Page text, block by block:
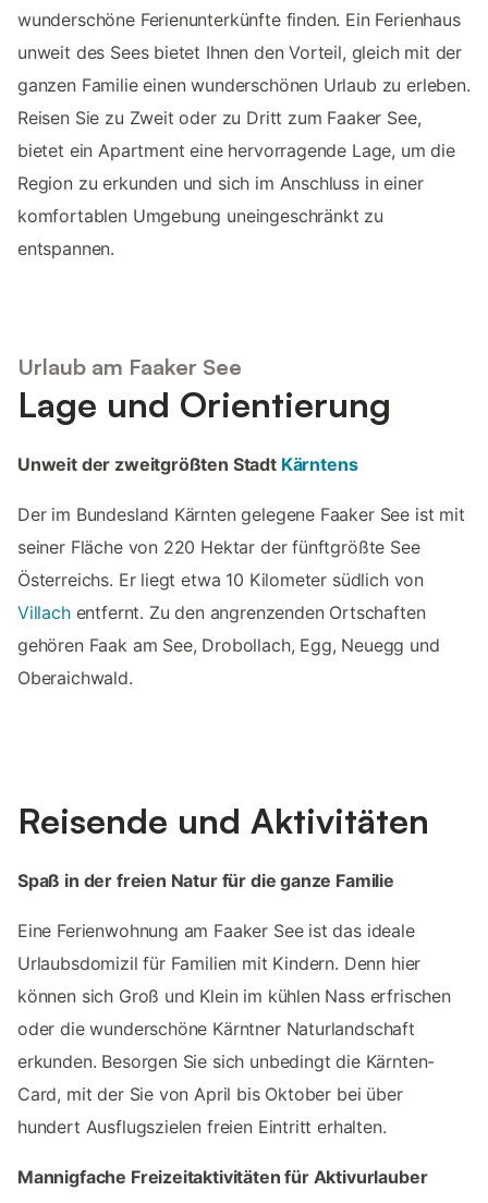
wunderschöne Ferienunterkünfte finden. Ein Ferienhaus
unweit des Sees bietet Ihnen den Vorteil, gleich mit der
ganzen Familie einen wunderschönen Urlaub zu erleben.
Reisen Sie zu Zweit oder zu Dritt zum Faaker See,
bietet ein Apartment eine hervorragende Lage, um die
Region zu erkunden und sich im Anschluss in einer
komfortablen Umgebung uneingeschränkt zu
entspannen.
Urlaub am Faaker See
Lage und Orientierung
Unweit der zweitgrößten Stadt Kärntens
Der im Bundesland Kärnten gelegene Faaker See ist mit
seiner Fläche von 220 Hektar der fünftgrößte See
Österreichs. Er liegt etwa 10 Kilometer südlich von
Villachentfernt. Zu den angrenzenden Ortschaften
gehören Faak am See, Drobollach, Egg, Neuegg und
Oberaichwald.
Reisende und Aktivitäten
Spaß in der freien Natur für die ganze Familie
Eine Ferienwohnung am Faaker See ist das ideale
Urlaubsdomizil für Familien mit Kindern. Denn hier
können sich Groß und Klein im kühlen Nass erfrischen
oder die wunderschöne Kärntner Naturlandschaft
erkunden. Besorgen Sie sich unbedingt die Kärnten-
Card, mit der Sie von April bis Oktober bei über
hundert Ausflugszielen freien Eintritt erhalten.
Mannigfache Freizeitaktivitäten für Aktivurlauber